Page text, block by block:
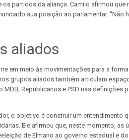
os partidos da aliança. Camilo afirmou que
sua posição ao parlamentar. "Não
aliados
em meio às movimentações para a
grupos aliados também articulam
MDB, Republicanos e PSD nas definições
o objetivo é construir um entendimento
Ele afirmou que, neste momento,
de Elmano ao governo estadual e